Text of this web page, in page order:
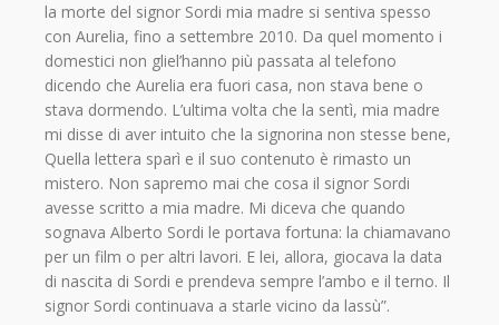
la morte del signor Sordi mia madre si sentiva spesso
con Aurelia, fino a settembre 2010. Da quel momento i
domestici non gliel’hanno più passata al telefono
dicendo che Aurelia era fuori casa, non stava bene o
stava dormendo. L’ultima volta che la sentì, mia madre
mi disse di aver intuito che la signorina non stesse bene,
Quella lettera sparì e il suo contenuto è rimasto un
mistero. Non sapremo mai che cosa il signor Sordi
avesse scritto a mia madre. Mi diceva che quando
sognava Alberto Sordi le portava fortuna: la chiamavano
per un film o per altri lavori. E lei, allora, giocava la data
di nascita di Sordi e prendeva sempre l’ambo e il terno. Il
signor Sordi continuava a starle vicino da lassù”.